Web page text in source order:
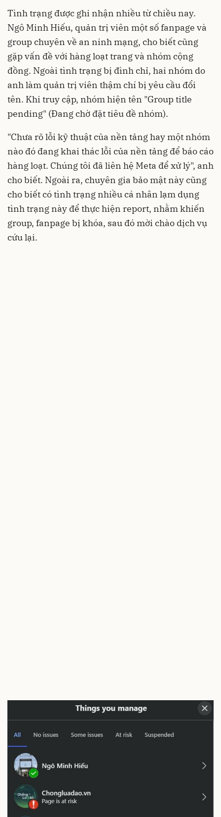
Tình trạng được ghi nhận nhiều từ chiều nay.
Ngô Minh Hiếu, quản trị viên một số fanpage và
group chuyên về an ninh mạng, cho biết cũng
gặp vấn đề với hàng loạt trang và nhóm cộng
đồng. Ngoài tình trạng bị đình chỉ, hai nhóm do
anh làm quản trị viên thậm chí bị yêu cầu đổi
tên. Khi truy cập, nhóm hiện tên "Group title
pending" (Đang chờ đặt tiêu đề nhóm).
"Chưa rõ lỗi kỹ thuật của nền tảng hay một nhóm
nào đó đang khai thác lỗi của nền tảng để báo cáo
hàng loạt. Chúng tôi đã liên hệ Meta để xử lý", anh
cho biết. Ngoài ra, chuyên gia bảo mật này cũng
cho biết có tình trạng nhiều cá nhân lạm dụng
tình trạng này để thực hiện report, nhằm khiến
group, fanpage bị khóa, sau đó mời chào dịch vụ
cứu lại.